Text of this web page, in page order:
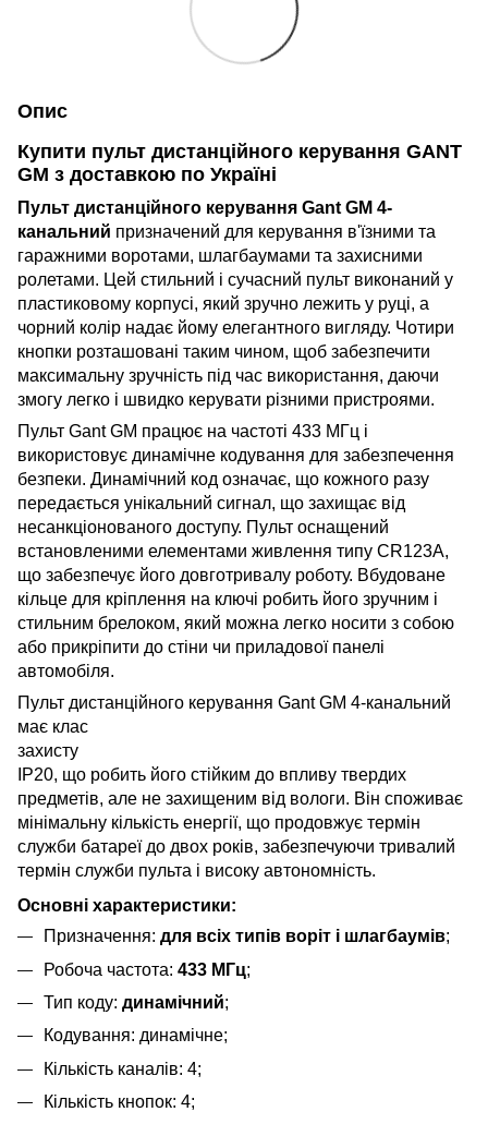
Опис
Купити пульт дистанційного керування GANT
GM з доставкою по Україні
Пульт дистанційного керування Gant GM 4-
канальний призначений для керування в'їзними та
гаражними воротами, шлагбаумами та захисними
ролетами. Цей стильний і сучасний пульт виконаний у
пластиковому корпусі, який зручно лежить у руці, а
чорний колір надає йому елегантного вигляду. Чотири
кнопки розташовані таким чином, щоб забезпечити
максимальну зручність під час використання, даючи
змогу легко і швидко керувати різними пристроями.
Пульт Gant GM працює на частоті 433 МГц і
використовує динамічне кодування для забезпечення
безпеки. Динамічний код означає, що кожного разу
передається унікальний сигнал, що захищає від
несанкціонованого доступу. Пульт оснащений
встановленими елементами живлення типу CR123A,
що забезпечує його довготривалу роботу. Вбудоване
кільце для кріплення на ключі робить його зручним і
стильним брелоком, який можна легко носити з собою
або прикріпити до стіни чи приладової панелі
автомобіля.
Пульт дистанційного керування Gant GM 4-канальний
має клас
захисту
IP20, що робить його стійким до впливу твердих
предметів, але не захищеним від вологи. Він споживає
мінімальну кількість енергії, що продовжує термін
служби батареї до двох років, забезпечуючи тривалий
термін служби пульта і високу автономність.
Основні характеристики:
Призначення: для всіх типів воріт і шлагбаумів;
Робоча частота: 433 МГц;
Тип коду: динамічний;
Кодування: динамічне;
Кількість каналів: 4;
Кількість кнопок: 4;